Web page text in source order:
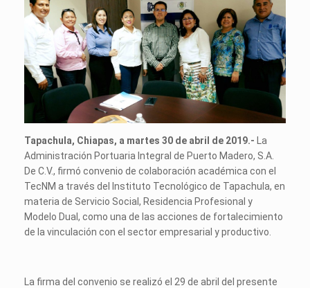
Tapachula, Chiapas, a martes 30 de abril de 2019.- La
Administración Portuaria Integral de Puerto Madero, S.A.
De C.V., firmó convenio de colaboración académica con el
TecNM a través del Instituto Tecnológico de Tapachula, en
materia de Servicio Social, Residencia Profesional y
Modelo Dual, como una de las acciones de fortalecimiento
de la vinculación con el sector empresarial y productivo.
La firma del convenio se realizó el 29 de abril del presente